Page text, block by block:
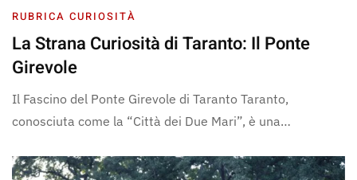
RUBRICA CURIOSITÀ
La Strana Curiosità di Taranto: Il Ponte
Girevole
Il Fascino del Ponte Girevole di Taranto Taranto,
conosciuta come la “Città dei Due Mari”, è una…